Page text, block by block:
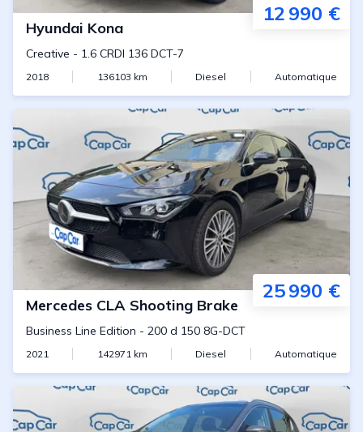
12 990 €
Hyundai Kona
Creative - 1.6 CRDI 136 DCT-7
2018 136103 km Diesel Automatique
25 990 €
Mercedes CLA Shooting Brake
Business Line Edition - 200 d 150 8G-DCT
2021 142971km Diesel Automatique